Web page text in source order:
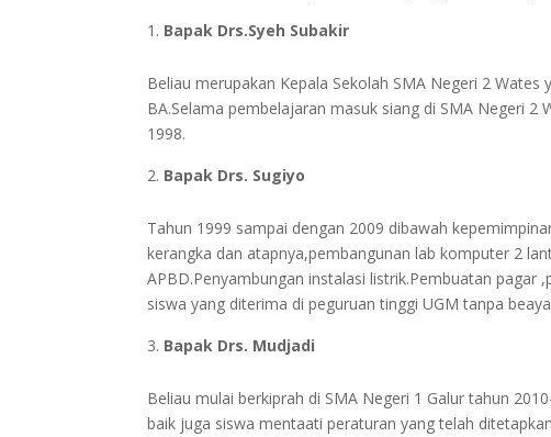
Bapak Drs.Syeh Subakir
Beliau merupakan Kepala Sekolah SMA Negeri 2
BA.Selama pembelajaran masuk siang di SMA Negeri
1998.
Bapak Drs. Sugiyo
Tahun 1999 sampai dengan 2009 dibawah
kerangka dan atapnya,pembangunan lab komputer 2
APBD.Penyambungan instalasi listrik.Pembuatan pagar
siswa yang diterima di peguruan tinggi UGM tanpa
Bapak Drs. Mudjadi
Beliau mulai berkiprah di SMA Negeri 1 Galur tahun
baik juga siswa mentaati peraturan yang telah